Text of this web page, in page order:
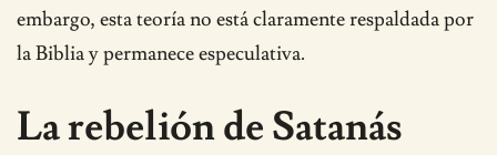
embargo, esta teoría no está claramente respaldada por
la Biblia y permanece especulativa.
La rebelión de Satanás